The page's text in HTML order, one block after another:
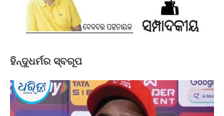
ହିନ୍ଦୁଧର୍ମର ସ୍ବରୂପ